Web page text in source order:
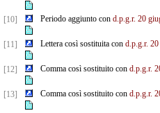
[10] Periodo aggiunto con d.p.g.r. 20
[11] Lettera così sostituita con d.p.g.r.
[12] Comma così sostituito con d.p.g.r.
[13] Comma così sostituito con d.p.g.r.